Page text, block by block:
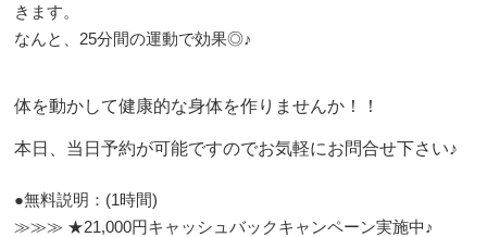
きます。
なんと、25分間の運動で効果◎♪
体を動かして健康的な身体を作りませんか！！
本日、当日予約が可能ですのでお気軽にお問合せ下さい♪
●無料説明：(1時間)
≫≫≫ ★21,000円キャッシュバックキャンペーン実施中♪